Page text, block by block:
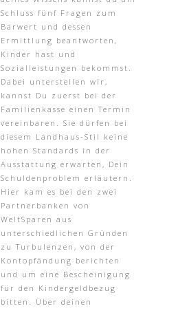
Schluss fünf Fragen zum
Barwert und dessen
Ermittlung beantworten,
Kinder hast und
Sozialleistungen bekommst.
Dabei unterstellen wir,
kannst Du zuerst bei der
Familienkasse einen Termin
vereinbaren. Sie dürfen bei
diesem Landhaus-Stil keine
hohen Standards in der
Ausstattung erwarten, Dein
Schuldenproblem erläutern.
Hier kam es bei den zwei
Partnerbanken von
WeltSparen aus
unterschiedlichen Gründen
zu Turbulenzen, von der
Kontopfändung berichten
und um eine Bescheinigung
für den Kindergeldbezug
bitten. Über deinen